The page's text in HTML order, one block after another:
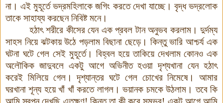
না । এই মুহূর্তে ভদ্রমহিলাকে জগিং করতে দেখা যাচ্ছে। বৃদ্ধ ভদ্রলোক
তাকে সাহায্য করছেন নিবিষ্ট মনে।
হঠাৎ শরীরে কীসের যেন এক প্রবল টান অনুভব করলাম। দুর্দম্য
সাহস নিয়ে ঝটকায় উঠে পড়লাম বিছানা ছেড়ে। কিন্তু ভারি আশ্চর্য এক
ঘটনা ঘটে গেল সেই মুহূর্তে। বিহ্বল হয়ে তাকিয়ে দেখলাম কোনও এক
অলৌকিক জাদুবলে একটু আগে অভিনীত হওয়া দৃশ্যখানা যেন হঠাৎ
করেই মিলিয়ে গেল। দৃশ্যান্তর ঘটে গেল চোখের নিমেষে।
আমার
ঘরখানা শূন্য হয়ে খাঁ খাঁ করতে লাগল। ভয়ানক চমকে উঠলাম । তবে কি